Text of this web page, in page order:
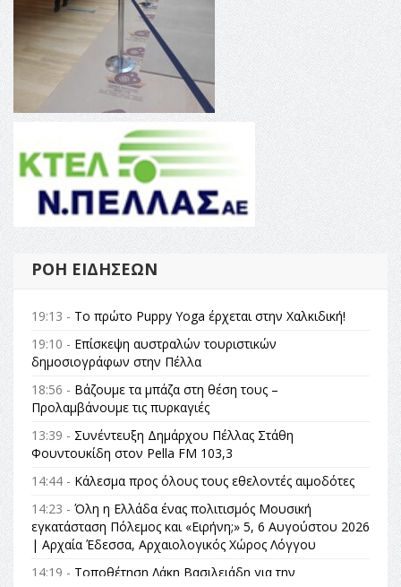
ΡΟΉ ΕΙΔΉΣΕΩΝ
19:13 - Το πρώτο Puppy Yoga έρχεται στην Χαλκιδική!
19:10 - Επίσκεψη αυστραλών τουριστικών
δημοσιογράφων στην Πέλλα
18:56 - Βάζουμε τα μπάζα στη θέση τους –
Προλαμβάνουμε τις πυρκαγιές
13:39 - Συνέντευξη Δημάρχου Πέλλας Στάθη
Φουντουκίδη στον Pella FM 103,3
14:44 - Κάλεσμα προς όλους τους εθελοντές αιμοδότες
14:23 - Όλη η Ελλάδα ένας πολιτισμός Μουσική
εγκατάσταση Πόλεμος και «Ειρήνη;» 5, 6 Αυγούστου 2026
| Αρχαία Έδεσσα, Αρχαιολογικός Χώρος Λόγγου
14:19 - Τοποθέτηση Λάκη Βασιλειάδη για την